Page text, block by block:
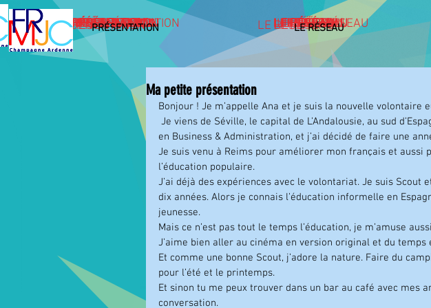
PRÉSENTATION LE RÉSEAU
PRÉSENTATION LE RÉSEAU
PRÉSENTATION LE RÉSEAU
PRÉSENTATION LE RÉSEAU
PRÉSENTATION LE RÉSEAU
PRÉSENTATION LE RÉSEAU
PRÉSENTATION LE RÉSEAU
PRÉSENTATION LE RÉSEAU
PRÉSENTATION LE RÉSEAU
PRÉSENTATION LE RÉSEAU
PRÉSENTATION LE RÉSEAU
PRÉSENTATION LE RÉSEAU
PRÉSENTATION LE RÉSEAU
PRÉSENTATION LE RÉSEAU
PRÉSENTATION LE RÉSEAU
PRÉSENTATION LE RÉSEAU
PRÉSENTATION LE RÉSEAU
PRÉSENTATION LE RÉSEAU
PRÉSENTATION LE RÉSEAU
Ma petite présentation
Bonjour ! Je m’appelle Ana et je suis la nouvelle volontaire
en Business & Administration, et j’ai décidé de faire une
Je suis venu à Reims pour améliorer mon français et aussi
l’éducation populaire.
J’ai déjà des expériences avec le volontariat. Je suis Scout
dix années. Alors je connais l’éducation informelle en
jeunesse.
Mais ce n’est pas tout le temps l’éducation, je m’amuse
J’aime bien aller au cinéma en version original et du
Et comme une bonne Scout, j’adore la nature. Faire du
pour l’été et le printemps.
Et sinon tu me peux trouver dans un bar au café avec mes
conversation.